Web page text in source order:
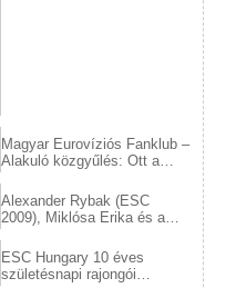
Magyar Eurovíziós Fanklub –
Alakuló közgyűlés: Ott a
Alexander Rybak (ESC
2009), Miklósa Erika és a
sztárjai a Margitszigeten
ESC Hungary 10 éves
születésnapi rajongói